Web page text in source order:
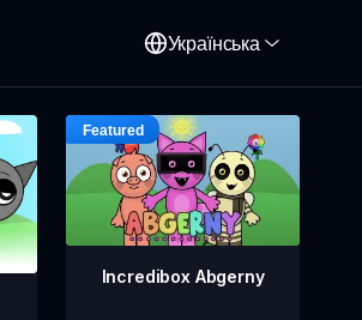
Українська
Incredibox Abgerny